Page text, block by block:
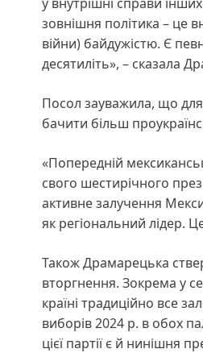
зовнішня політика – це
війни) байдужістю. Є
десятиліть», – сказала
Посол зауважила, що для
бачити більш
«Попередній
свого шестирічного
активне залучення
як регіональний лідер.
Також Драмарецька
вторгнення. Зокрема у
країні традиційно все
виборів 2024 р. в обох
цієї партії є й нинішня